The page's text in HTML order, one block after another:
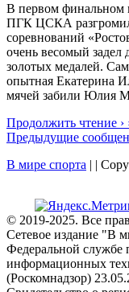
В первом финальном
ПГК ЦСКА разгромил
соревнований
очень весомый задел
золотых медалей.
опытная Екатерина
мячей забили Юлия
Продолжить чтение ›
Предыдущие
В мире спорта | |
© 2019-2025. Все
Сетевое издание "В
Федеральной службе
информационных
(Роскомнадзор)